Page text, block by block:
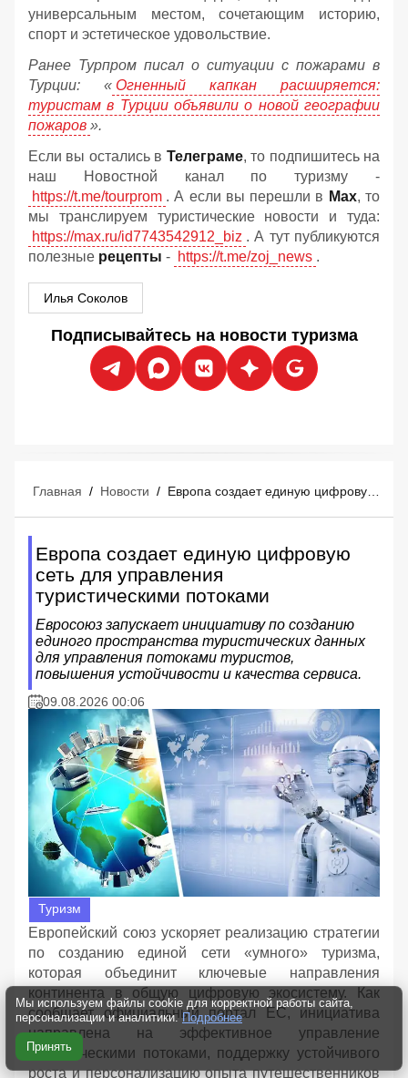
универсальным местом, сочетающим историю,
спорт и эстетическое удовольствие.
Ранее Турпром писал о ситуации с пожарами в
Турции: « Огненный капкан расширяется:
туристам в Турции объявили о новой географии
пожаров ».
Если вы остались в Телеграме, то подпишитесь на
наш Новостной канал по туризму -
https://t.me/tourprom . А если вы перешли в Мах, то
мы транслируем туристические новости и туда:
https://max.ru/id7743542912_biz . А тут публикуются
полезные рецепты - https://t.me/zoj_news .
Илья Соколов
Подписывайтесь на новости туризма
Главная / Новости / Европа создает единую цифровую сеть для управления туристическими потоками
Европа создает единую цифровую
сеть для управления
туристическими потоками
Евросоюз запускает инициативу по созданию
единого пространства туристических данных
для управления потоками туристов,
повышения устойчивости и качества сервиса.
09.08.2026 00:06
Туризм
Европейский союз ускоряет реализацию стратегии
по созданию единой сети «умного» туризма,
которая объединит ключевые направления
континента в общую цифровую экосистему. Как
сообщает официальный портал ЕС, инициатива
направлена на эффективное управление
туристическими потоками, поддержку устойчивого
роста и персонализацию опыта путешественников
Мы используем файлы cookie для корректной работы сайта,
персонализации и аналитики. Подробнее
Принять